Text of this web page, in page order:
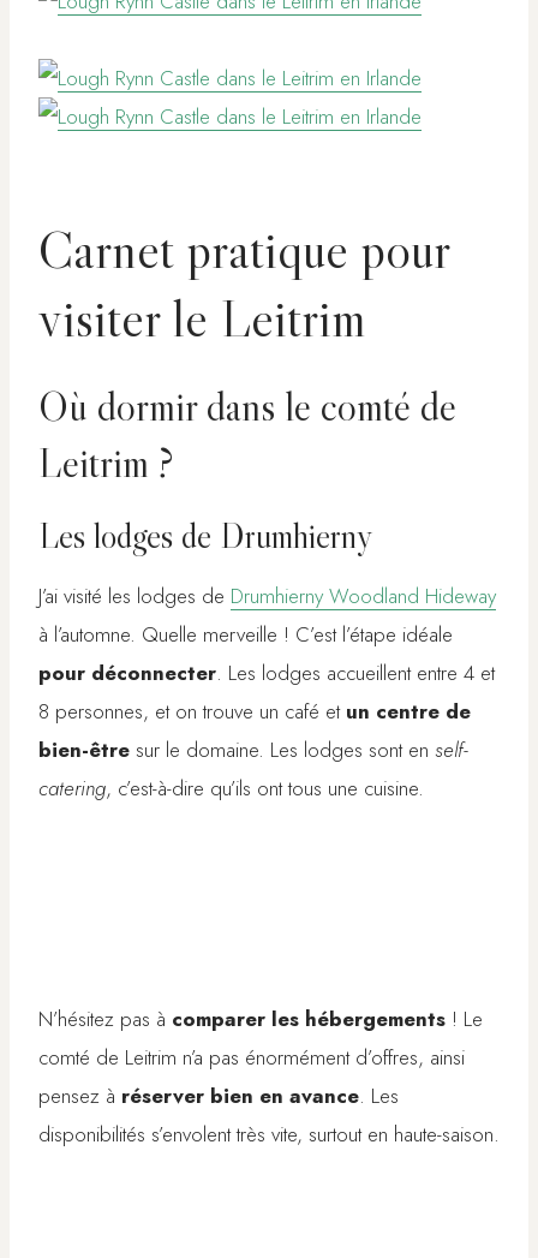
Carnet pratique pour
visiter le Leitrim
Où dormir dans le comté de
Leitrim ?
Les lodges de Drumhierny
J’ai visité les lodges de Drumhierny Woodland Hideway
à l’automne. Quelle merveille ! C’est l’étape idéale
pour déconnecter. Les lodges accueillent entre 4 et
8 personnes, et on trouve un café et un centre de
bien-être sur le domaine. Les lodges sont en self-
catering, c’est-à-dire qu’ils ont tous une cuisine.
N’hésitez pas à comparer les hébergements ! Le
comté de Leitrim n’a pas énormément d’offres, ainsi
pensez à réserver bien en avance. Les
disponibilités s’envolent très vite, surtout en haute-saison.